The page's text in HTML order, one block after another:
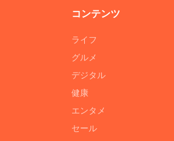
コンテンツ
ライフ
グルメ
デジタル
健康
エンタメ
セール